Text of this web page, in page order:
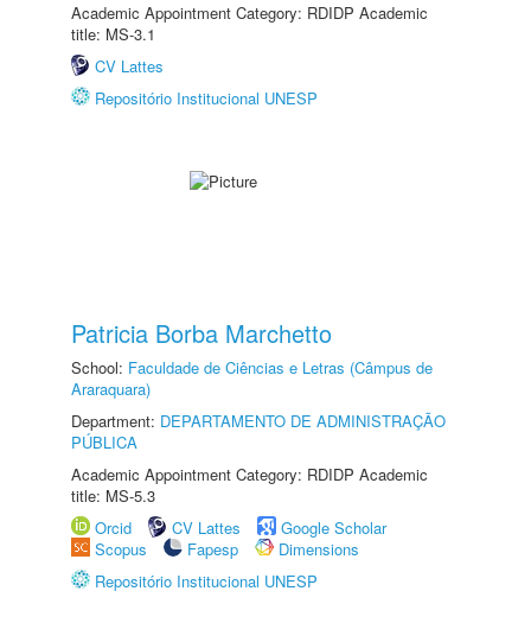
Academic Appointment Category: RDIDP Academic
title: MS-3.1
CV Lattes
Repositório Institucional UNESP
Patricia Borba Marchetto
School: Faculdade de Ciências e Letras (Câmpus de
Araraquara)
Department: DEPARTAMENTO DE ADMINISTRAÇÃO
PÚBLICA
Academic Appointment Category: RDIDP Academic
title: MS-5.3
Orcid
CV Lattes
Google Scholar
Scopus
Fapesp
Dimensions
Repositório Institucional UNESP